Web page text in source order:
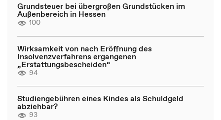
Grundsteuer bei übergroßen Grundstücken im
Außenbereich in Hessen
100
Wirksamkeit von nach Eröffnung des
Insolvenzverfahrens ergangenen
„Erstattungsbescheiden“
94
Studiengebühren eines Kindes als Schuldgeld
abziehbar?
93